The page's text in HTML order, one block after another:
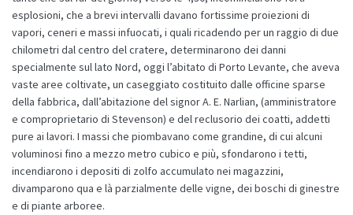
esplosioni, che a brevi intervalli davano fortissime proiezioni di
vapori, ceneri e massi infuocati, i quali ricadendo per un raggio di due
chilometri dal centro del cratere, determinarono dei danni
specialmente sul lato Nord, oggi l’abitato di Porto Levante, che aveva
vaste aree coltivate, un caseggiato costituito dalle officine sparse
della fabbrica, dall’abitazione del signor A. E. Narlian, (amministratore
e comproprietario di Stevenson) e del reclusorio dei coatti, addetti
pure ai lavori. I massi che piombavano come grandine, di cui alcuni
voluminosi fino a mezzo metro cubico e più, sfondarono i tetti,
incendiarono i depositi di zolfo accumulato nei magazzini,
divamparono qua e là parzialmente delle vigne, dei boschi di ginestre
e di piante arboree.